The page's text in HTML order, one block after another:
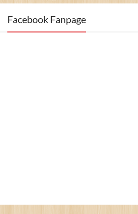
Facebook Fanpage